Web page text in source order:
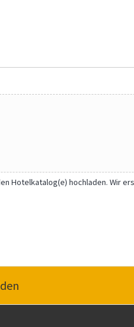
Hotelkatalog(e) hochladen. Wir